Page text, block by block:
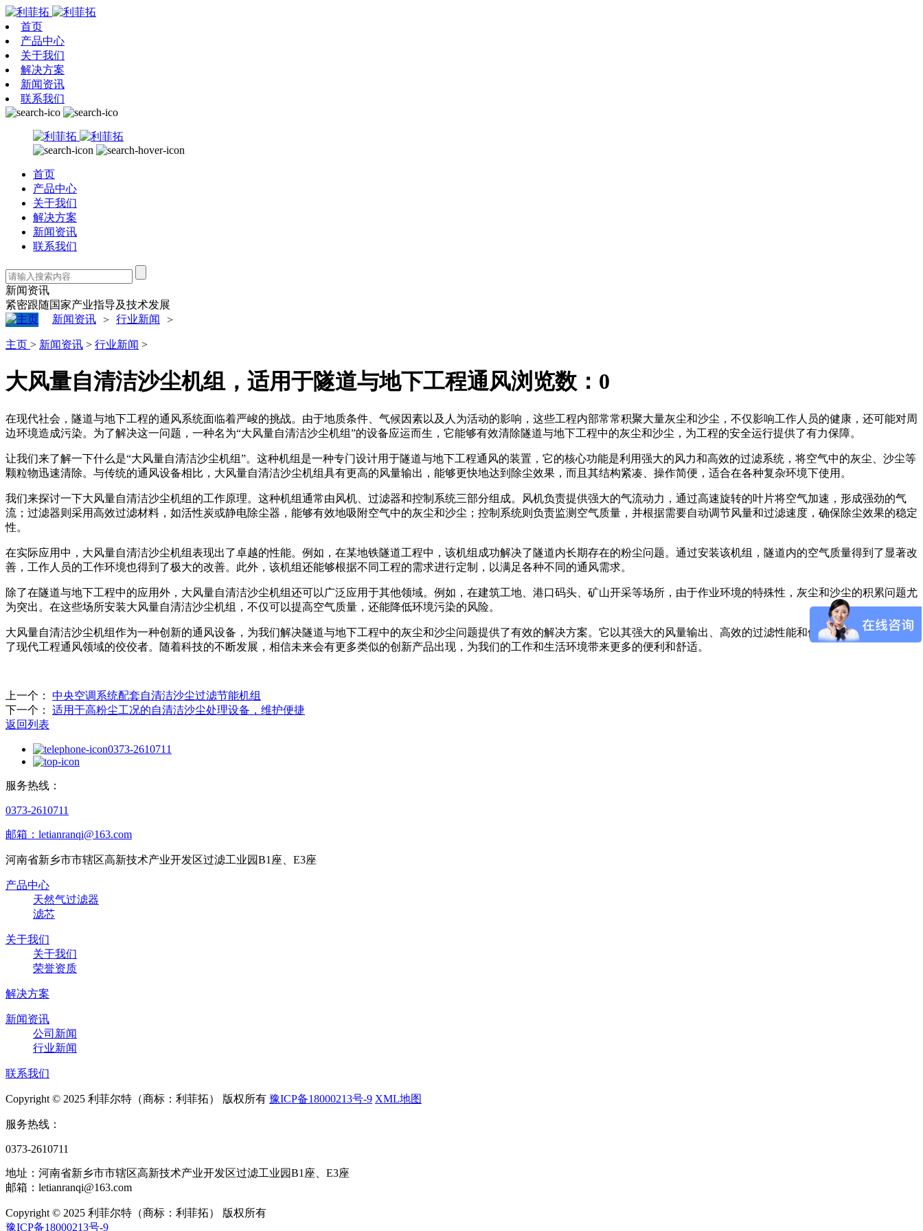
首页
产品中心
关于我们
解决方案
新闻资讯
联系我们
首页
产品中心
关于我们
解决方案
新闻资讯
联系我们
新闻资讯
紧密跟随国家产业指导及技术发展
新闻资讯 > 行业新闻 >
主页 > 新闻资讯 > 行业新闻 >
大风量自清洁沙尘机组，适用于隧道与地下工程通风浏览数： 0
在现代社会，隧道与地下工程的通风系统面临着严峻的挑战。由于地质条件、气候因素以及人为活动的影响，这些工程内部常常积聚大量灰尘和沙尘，不仅影响工作人员的健康，还可能对周
边环境造成污染。为了解决这一问题，一种名为“大风量自清洁沙尘机组”的设备应运而生，它能够有效清除隧道与地下工程中的灰尘和沙尘，为工程的安全运行提供了有力保障。
让我们来了解一下什么是“大风量自清洁沙尘机组”。这种机组是一种专门设计用于隧道与地下工程通风的装置，它的核心功能是利用强大的风力和高效的过滤系统，将空气中的灰尘、沙尘等
颗粒物迅速清除。与传统的通风设备相比，大风量自清洁沙尘机组具有更高的风量输出，能够更快地达到除尘效果，而且其结构紧凑、操作简便，适合在各种复杂环境下使用。
我们来探讨一下大风量自清洁沙尘机组的工作原理。这种机组通常由风机、过滤器和控制系统三部分组成。风机负责提供强大的气流动力，通过高速旋转的叶片将空气加速，形成强劲的气
流；过滤器则采用高效过滤材料，如活性炭或静电除尘器，能够有效地吸附空气中的灰尘和沙尘；控制系统则负责监测空气质量，并根据需要自动调节风量和过滤速度，确保除尘效果的稳定
性。
在实际应用中，大风量自清洁沙尘机组表现出了卓越的性能。例如，在某地铁隧道工程中，该机组成功解决了隧道内长期存在的粉尘问题。通过安装该机组，隧道内的空气质量得到了显著改
善，工作人员的工作环境也得到了极大的改善。此外，该机组还能够根据不同工程的需求进行定制，以满足各种不同的通风需求。
除了在隧道与地下工程中的应用外，大风量自清洁沙尘机组还可以广泛应用于其他领域。例如，在建筑工地、港口码头、矿山开采等场所，由于作业环境的特殊性，灰尘和沙尘的积累问题尤
为突出。在这些场所安装大风量自清洁沙尘机组，不仅可以提高空气质量，还能降低环境污染的风险。
大风量自清洁沙尘机组作为一种创新的通风设备，为我们解决隧道与地下工程中的灰尘和沙尘问题提供了有效的解决方案。它以其强大的风量输出、高效的过滤性能和便捷的操作方式，成为
了现代工程通风领域的佼佼者。随着科技的不断发展，相信未来会有更多类似的创新产品出现，为我们的工作和生活环境带来更多的便利和舒适。
上一个：
中央空调系统配套自清洁沙尘过滤节能机组
下一个：
适用于高粉尘工况的自清洁沙尘处理设备，维护便捷
返回列表
0373-2610711
服务热线：
0373-2610711
邮箱：letianranqi@163.com
河南省新乡市市辖区高新技术产业开发区过滤工业园B1座、E3座
产品中心
天然气过滤器
滤芯
关于我们
关于我们
荣誉资质
解决方案
新闻资讯
公司新闻
行业新闻
联系我们
Copyright © 2025 利菲尔特（商标：利菲拓） 版权所有 豫ICP备18000213号-9 XML地图
服务热线：
0373-2610711
地址：河南省新乡市市辖区高新技术产业开发区过滤工业园B1座、E3座
邮箱：letianranqi@163.com
Copyright © 2025 利菲尔特（商标：利菲拓） 版权所有
豫ICP备18000213号-9